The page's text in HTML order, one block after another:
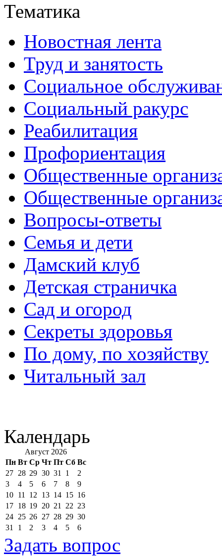
Тематика
Новостная лента
Труд и занятость
Социальное
Социальный ракурс
Реабилитация
Профориентация
Общественные
Общественные
Вопросы-ответы
Семья и дети
Дамский клуб
Детская страничка
Сад и огород
Секреты здоровья
По дому, по хозяйству
Читальный зал
Календарь
Август 2026
Пн Вт Ср Чт Пт Сб Вс
27 28 29 30 31 1
2
3
4 5 6 7 8
9
10 11 12 13 14 15 16
17 18 19 20 21 22 23
24 25 26 27 28 29 30
31
1 2 3 4 5 6
Задать вопрос